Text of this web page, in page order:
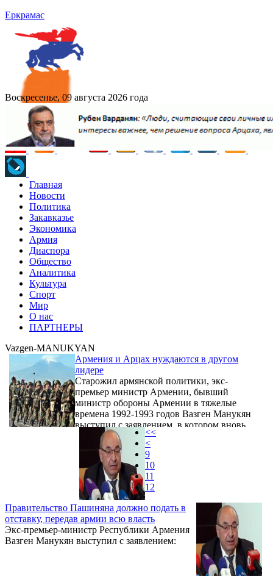
Еркрамас
Воскресенье, 09 августа 2026 года
Главная
Новости
Политика
Закавказье
Экономика
Армия
Диаспора
Общество
Аналитика
Культура
Спорт
Мир
О нас
ПАРТНЕРЫ
Vazgen-MANUKYAN
Армения и Арцах нуждаются в другом
лидере
Старожил армянской политики, экс-
премьер министр Армении, бывший
министр обороны Армении в тяжелые
времена 1992-1993 годов Вазген Манукян
выступил с заявлением, в котором вновь
озвучил мысль, которая давно уже витает в
воздухе. В заявлении Вазгена Манукяна
говорится, что несмотря на героическую
борьбу нашего народа мы сейчас
переживаем одну из самых позорных и
губительных страниц нашей истории, когда
в опасности не только Арцах, но и
Армения, и будущее армянства.
Правительство Пашиняна должно подать в
отставку, передав армии всю власть
Экс-премьер-министр Республики Армения
Вазген Манукян выступил с заявлением:
<<
<
9
10
11
12